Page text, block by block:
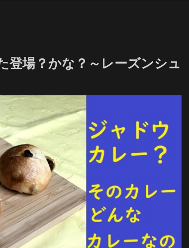
場？かな？～レーズンシュ